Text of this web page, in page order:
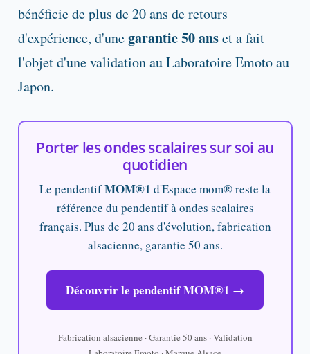
bénéficie de plus de 20 ans de retours
d'expérience, d'unegarantie 50 anset a fait
l'objet d'une validation au Laboratoire Emoto au
Japon.
Porter les ondes scalaires sur soi au
quotidien
Le pendentifMOM®1 d'Espace mom® reste la
référence du pendentif à ondes scalaires
français. Plus de 20 ans d'évolution, fabrication
alsacienne, garantie 50 ans.
Découvrir le pendentif MOM®1 →
Fabrication alsacienne · Garantie 50 ans · Validation